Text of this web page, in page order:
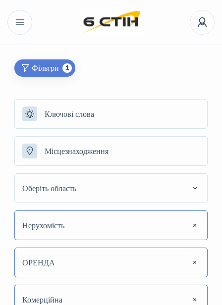
Фільтри 1
Оберіть область
Нерухомість
ОРЕНДА
Комерційна